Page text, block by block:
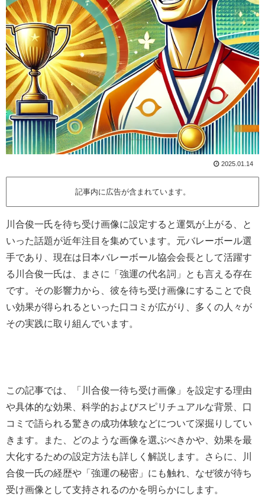
2025.01.14
記事内に広告が含まれています。
川合俊一氏を待ち受け画像に設定すると運気が上がる、と
いった話題が近年注目を集めています。元バレーボール選
手であり、現在は日本バレーボール協会会長として活躍す
る川合俊一氏は、まさに「強運の代名詞」とも言える存在
です。その影響力から、彼を待ち受け画像にすることで良
い効果が得られるといった口コミが広がり、多くの人々が
その実践に取り組んでいます。
この記事では、「川合俊一待ち受け画像」を設定する理由
や具体的な効果、科学的およびスピリチュアルな背景、口
コミで語られる驚きの成功体験などについて深掘りしてい
きます。また、どのような画像を選ぶべきかや、効果を最
大化するための設定方法も詳しく解説します。さらに、川
合俊一氏の経歴や「強運の秘密」にも触れ、なぜ彼が待ち
受け画像として支持されるのかを明らかにします。